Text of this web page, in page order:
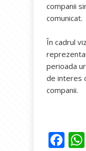
companii
comunicat.
În cadrul
perioada
de interes
companii.
F